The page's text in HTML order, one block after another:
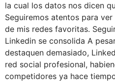
la cual los datos nos dicen
Seguiremos atentos para
de mis redes favoritas.
Linkedin se consolida A
destaquen demasiado,
red social profesional,
competidores ya hace